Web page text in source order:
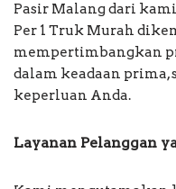
Pasir Malang dari
Per 1 Truk Murah
mempertimbangkan
dalam keadaan
keperluan Anda.
Layanan Pelanggan